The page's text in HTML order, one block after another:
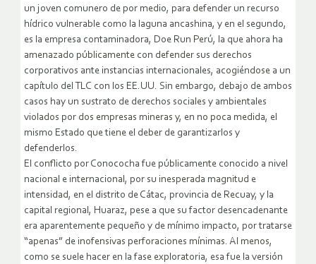
un joven comunero de por medio, para defender un recurso
hídrico vulnerable como la laguna ancashina, y en el segundo,
es la empresa contaminadora, Doe Run Perú, la que ahora ha
amenazado públicamente con defender sus derechos
corporativos ante instancias internacionales, acogiéndose a un
capítulo del TLC con los EE.UU. Sin embargo, debajo de ambos
casos hay un sustrato de derechos sociales y ambientales
violados por dos empresas mineras y, en no poca medida, el
mismo Estado que tiene el deber de garantizarlos y
defenderlos.
El conflicto por Conococha fue públicamente conocido a nivel
nacional e internacional, por su inesperada magnitud e
intensidad, en el distrito de Cátac, provincia de Recuay, y la
capital regional, Huaraz, pese a que su factor desencadenante
era aparentemente pequeño y de mínimo impacto, por tratarse
“apenas” de inofensivas perforaciones mínimas. Al menos,
como se suele hacer en la fase exploratoria, esa fue la versión